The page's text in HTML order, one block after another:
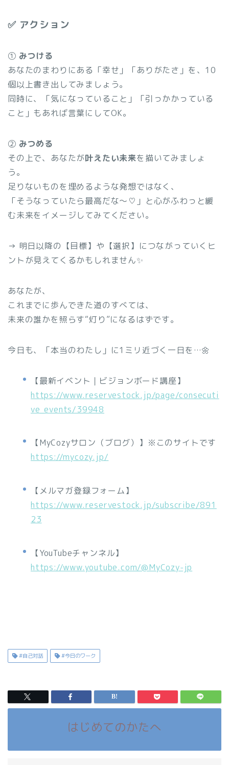
✅ アクション
① みつける
あなたのまわりにある「幸せ」「ありがたさ」を、10
個以上書き出してみましょう。
同時に、「気になっていること」「引っかかっている
こと」もあれば言葉にしてOK。
② みつめる
その上で、あなたが叶えたい未来を描いてみましょ
う。
足りないものを埋めるような発想ではなく、
「そうなっていたら最高だな〜♡」と心がふわっと緩
む未来をイメージしてみてください。
→ 明日以降の【目標】や【選択】につながっていくヒ
ントが見えてくるかもしれません✨
あなたが、
これまでに歩んできた道のすべては、
未来の誰かを照らす“灯り”になるはずです。
今日も、「本当のわたし」に1ミリ近づく一日を…🌼
【最新イベント｜ビジョンボード講座】
https://www.reservestock.jp/page/consecuti
ve_events/39948
【MyCozyサロン（ブログ）】※このサイトです
https://mycozy.jp/
【メルマガ登録フォーム】
https://www.reservestock.jp/subscribe/891
23
【YouTubeチャンネル】
https://www.youtube.com/@MyCozy-jp
#自己対話 #今日のワーク
はじめてのかたへ